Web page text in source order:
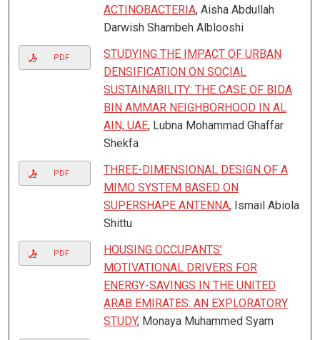
ACTINOBACTERIA, Aisha Abdullah
Darwish Shambeh Alblooshi
PDF
STUDYING THE IMPACT OF URBAN
DENSIFICATION ON SOCIAL
SUSTAINABILITY: THE CASE OF BIDA
BIN AMMAR NEIGHBORHOOD IN AL
AIN, UAE, Lubna Mohammad Ghaffar
Shekfa
PDF
THREE-DIMENSIONAL DESIGN OF A
MIMO SYSTEM BASED ON
SUPERSHAPE ANTENNA, Ismail Abiola
Shittu
PDF
HOUSING OCCUPANTS’
MOTIVATIONAL DRIVERS FOR
ENERGY-SAVINGS IN THE UNITED
ARAB EMIRATES: AN EXPLORATORY
STUDY, Monaya Muhammed Syam